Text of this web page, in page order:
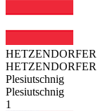
HETZENDORFER
HETZENDORFER
Plesiutschnig
Plesiutschnig
1